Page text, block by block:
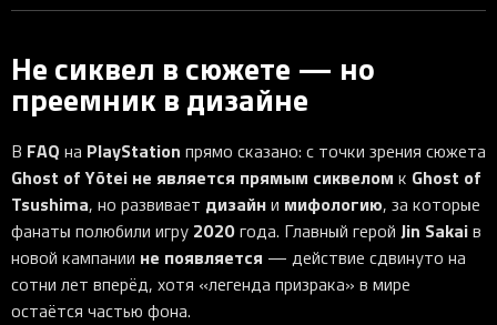
Не сиквел в сюжете — но
преемник в дизайне
В FAQ на PlayStation прямо сказано: с точки зрения сюжета
Ghost of Yōtei не является прямым сиквелом к Ghost of
Tsushima, но развивает дизайни мифологию, за которые
фанаты полюбили игру 2020года. Главный герой Jin Sakaiв
новой кампании не появляется — действие сдвинуто на
сотни лет вперёд, хотя «легенда призрака» в мире
остаётся частью фона.